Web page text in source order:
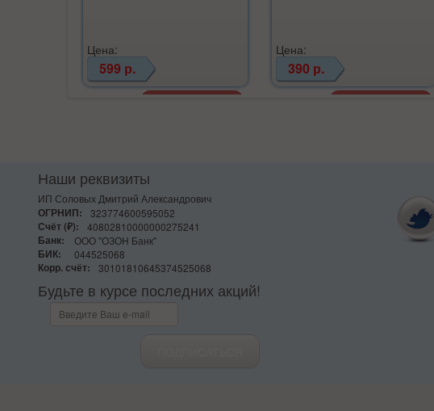
Цена:
599 р.
Цена:
390 р.
Наши реквизиты
ИП Соловых Дмитрий Александрович
ОГРНИП:
323774600595052
Счёт (₽):
40802810000000275241
Банк:
ООО "ОЗОН Банк"
БИК:
044525068
Корр. счёт:
30101810645374525068
Будьте в курсе последних акций!